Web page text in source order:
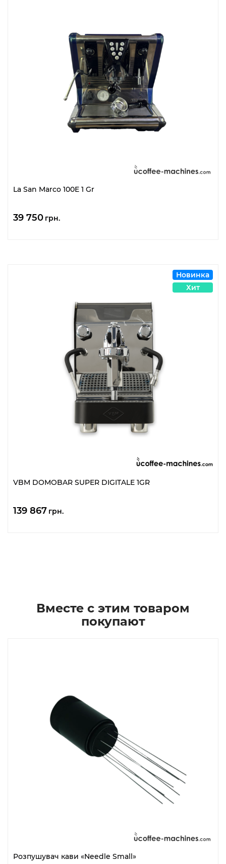
La San Marco 100E 1 Gr
39 750 грн.
VBM DOMOBAR SUPER DIGITALE 1GR
Новинка
Хит
139 867 грн.
Вместе с этим товаром
покупают
Розпушувач кави «Needle Small»